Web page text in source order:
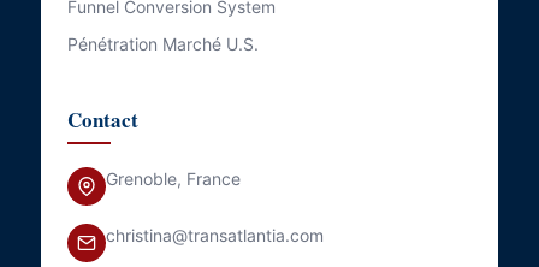
Funnel Conversion System
Pénétration Marché U.S.
Contact
Grenoble, France
christina@transatlantia.com